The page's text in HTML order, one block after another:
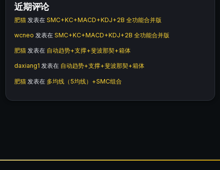
近期评论
肥猫 发表在 SMC+KC+MACD+KDJ+2B 全功能合并版
wcneo 发表在 SMC+KC+MACD+KDJ+2B 全功能合并版
肥猫 发表在 自动趋势+支撑+斐波那契+箱体
daxiang1 发表在 自动趋势+支撑+斐波那契+箱体
肥猫 发表在 多均线（5均线）+SMC组合